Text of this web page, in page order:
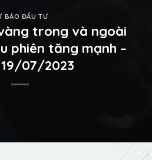
BÁO ĐẦU TƯ
trong và ngoài
phiên tăng mạnh –
07/2023